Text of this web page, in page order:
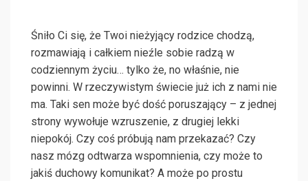
Śniło Ci się, że Twoi nieżyjący rodzice chodzą,
rozmawiają i całkiem nieźle sobie radzą w
codziennym życiu… tylko że, no właśnie, nie
powinni. W rzeczywistym świecie już ich z nami nie
ma. Taki sen może być dość poruszający – z jednej
strony wywołuje wzruszenie, z drugiej lekki
niepokój. Czy coś próbują nam przekazać? Czy
nasz mózg odtwarza wspomnienia, czy może to
jakiś duchowy komunikat? A może po prostu